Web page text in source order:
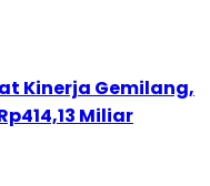
Kinerja Gemilang,
Miliar